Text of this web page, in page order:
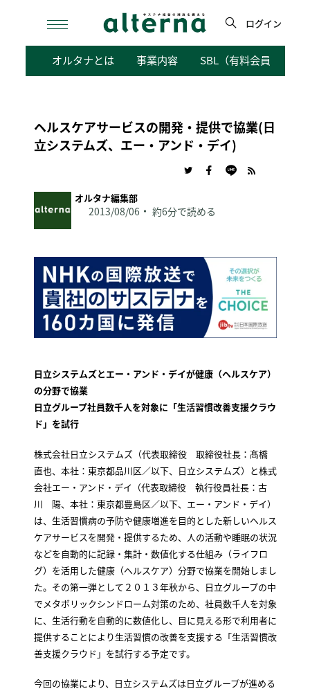
検
ログイン
オルタナとは 事業内容 SBL（有料会員向けサ
ヘルスケアサービスの開発・提供で協業(日
立システムズ、エー・アンド・デイ)
オルタナ編集部
2013/08/06 約6分で読める
日立システムズとエー・アンド・デイが健康（ヘルスケア）
の分野で協業
日立グループ社員数千人を対象に「生活習慣改善支援クラウ
ド」を試行
株式会社日立システムズ（代表取締役 取締役社長：髙橋
直也、本社：東京都品川区／以下、日立システムズ）と株式
会社エー・アンド・デイ（代表取締役 執行役員社長：古
川 陽、本社：東京都豊島区／以下、エー・アンド・デイ）
は、生活習慣病の予防や健康増進を目的とした新しいヘルス
ケアサービスを開発・提供するため、人の活動や睡眠の状況
などを自動的に記録・集計・数値化する仕組み（ライフロ
グ）を活用した健康（ヘルスケア）分野で協業を開始しまし
た。その第一弾として２０１３年秋から、日立グループの中
でメタボリックシンドローム対策のため、社員数千人を対象
に、生活行動を自動的に数値化し、目に見える形で利用者に
提供することにより生活習慣の改善を支援する「生活習慣改
善支援クラウド」を試行する予定です。
今回の協業により、日立システムズは日立グループが進める